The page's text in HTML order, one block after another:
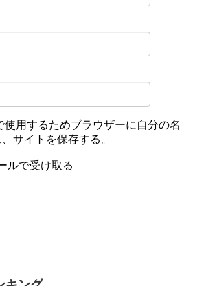
使用するためブラウザーに自分の名
サイトを保存する。
ルで受け取る